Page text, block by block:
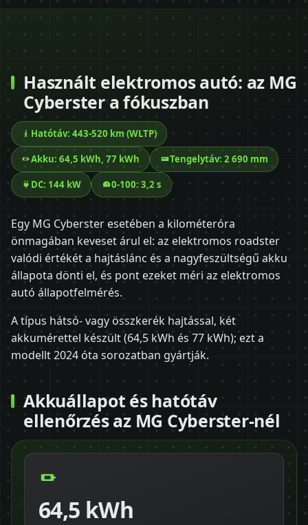
Használt elektromos autó: az MG
Cyberster a fókuszban
Hatótáv: 443-520 km (WLTP)
Akku: 64,5 kWh, 77 kWh Tengelytáv: 2 690 mm
DC: 144 kW 0-100: 3,2 s
Egy MG Cyberster esetében a kilométeróra
önmagában keveset árul el: az elektromos roadster
valódi értékét a hajtáslánc és a nagyfeszültségű akku
állapota dönti el, és pont ezeket méri az elektromos
autó állapotfelmérés.
A típus hátsó- vagy összkerék hajtással, két
akkumérettel készült (64,5 kWh és 77 kWh); ezt a
modellt 2024 óta sorozatban gyártják.
Akkuállapot és hatótáv
ellenőrzés az MG Cyberster-nél
64,5 kWh